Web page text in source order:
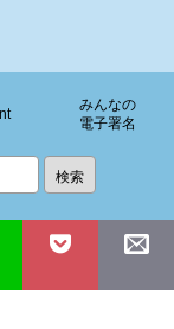
みんなの
電子署名